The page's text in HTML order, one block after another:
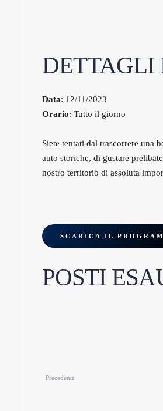
DETTAGLI
Data: 12/11/2023
Orario: Tutto il giorno
Siete tentati dal trascorrere una
auto storiche, di gustare
nostro territorio di assoluta
SCARICA IL
POSTI
Precedente